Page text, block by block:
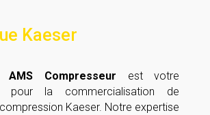
Kaeser
AMS Compresseur est votre
pour la commercialisation de
Kaeser. Notre expertise